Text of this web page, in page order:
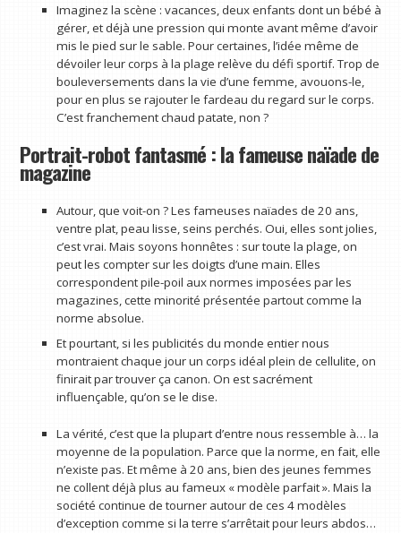
Imaginez la scène : vacances, deux enfants dont un bébé à
gérer, et déjà une pression qui monte avant même d’avoir
mis le pied sur le sable. Pour certaines, l’idée même de
dévoiler leur corps à la plage relève du défi sportif. Trop de
bouleversements dans la vie d’une femme, avouons-le,
pour en plus se rajouter le fardeau du regard sur le corps.
C’est franchement chaud patate, non ?
Portrait-robot fantasmé : la fameuse naïade de
magazine
Autour, que voit-on ? Les fameuses naïades de 20 ans,
ventre plat, peau lisse, seins perchés. Oui, elles sont jolies,
c’est vrai. Mais soyons honnêtes : sur toute la plage, on
peut les compter sur les doigts d’une main. Elles
correspondent pile-poil aux normes imposées par les
magazines, cette minorité présentée partout comme la
norme absolue.
Et pourtant, si les publicités du monde entier nous
montraient chaque jour un corps idéal plein de cellulite, on
finirait par trouver ça canon. On est sacrément
influençable, qu’on se le dise.
La vérité, c’est que la plupart d’entre nous ressemble à… la
moyenne de la population. Parce que la norme, en fait, elle
n’existe pas. Et même à 20 ans, bien des jeunes femmes
ne collent déjà plus au fameux « modèle parfait ». Mais la
société continue de tourner autour de ces 4 modèles
d’exception comme si la terre s’arrêtait pour leurs abdos…